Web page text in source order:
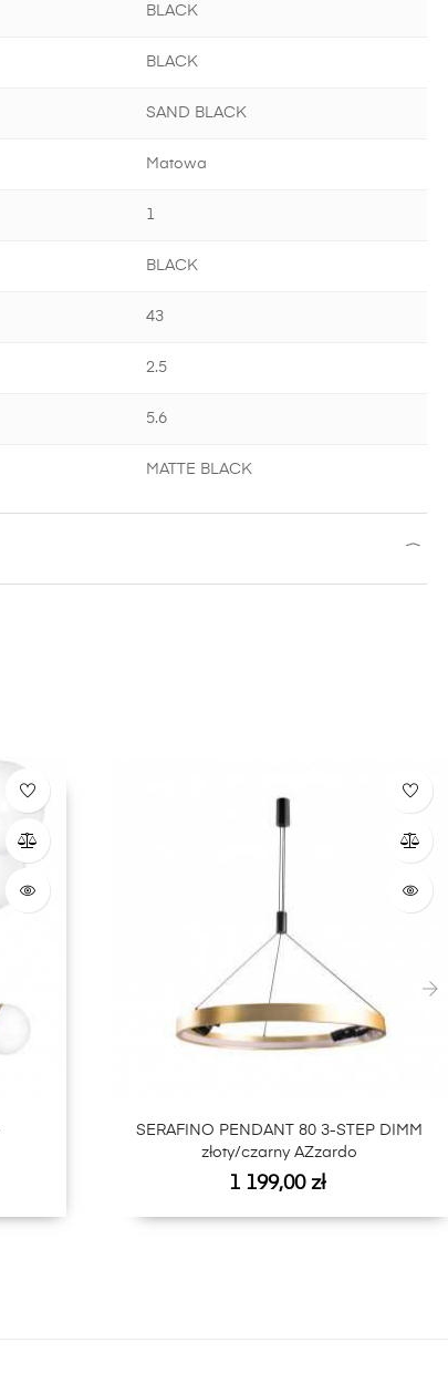
BLACK
BLACK
SAND BLACK
Matowa
1
BLACK
43
2.5
5.6
MATTE BLACK
SERAFINO PENDANT 80 3-STEP DIMM
złoty/czarny AZzardo
Cena
1 199,00 zł